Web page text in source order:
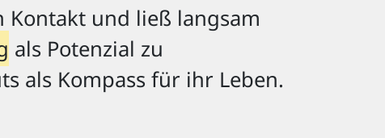
Kontakt und ließ langsam
als Potenzial zu
als Kompass für ihr Leben.